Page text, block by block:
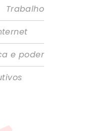
Trabalho
e poder